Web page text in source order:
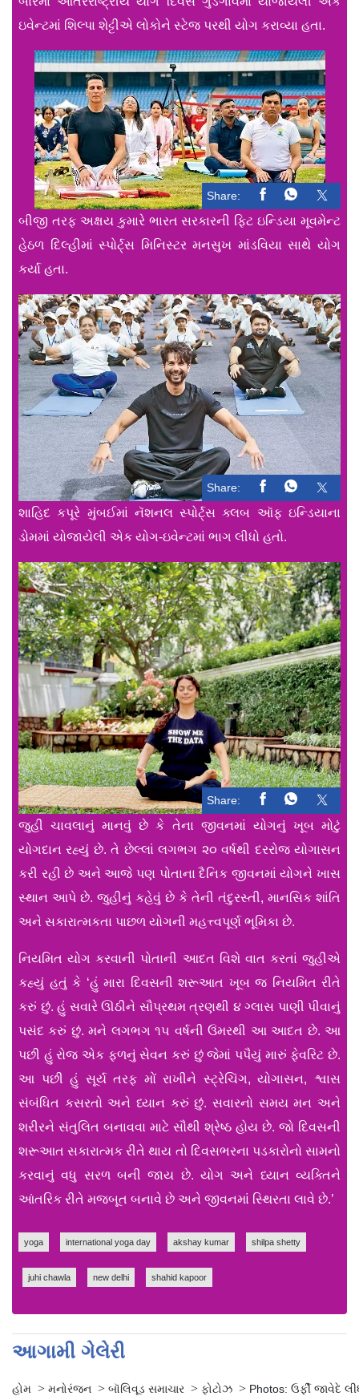
ઇવેન્ટમાં શિલ્પા શેટ્ટીએ લોકોને સ્ટેજ પરથી યોગ કરાવ્યા હતા.
Share:
બીજી તરફ અક્ષય કુમારે ભારત સરકારની ફિટ ઇન્ડિયા મૂવમેન્ટ
હેઠળ દિલ્હીમાં સ્પોર્ટ્‌સ મિનિસ્ટર મનસુખ માંડવિયા સાથે યોગ
કર્યા હતા.
Share:
શાહિદ કપૂરે મુંબઈમાં નૅશનલ સ્પોર્ટ્‌સ ક્લબ ઑફ ઇન્ડિયાના
ડોમમાં યોજાયેલી એક યોગ-ઇવેન્ટમાં ભાગ લીધો હતો.
Share:
જુહી ચાવલાનું માનવું છે કે તેના જીવનમાં યોગનું ખૂબ મોટું
યોગદાન રહ્યું છે. તે છેલ્લાં લગભગ ૨૦ વર્ષથી દરરોજ યોગાસન
કરી રહી છે અને આજે પણ પોતાના દૈનિક જીવનમાં યોગને ખાસ
સ્થાન આપે છે. જુહીનું કહેવું છે કે તેની તંદુરસ્તી, માનસિક શાંતિ
અને સકારાત્મકતા પાછળ યોગની મહત્ત્વપૂર્ણ ભૂમિકા છે.
નિયમિત યોગ કરવાની પોતાની આદત વિશે વાત કરતાં જુહીએ
કહ્યું હતું કે ‘હું મારા દિવસની શરૂઆત ખૂબ જ નિયમિત રીતે
કરું છું. હું સવારે ઊઠીને સૌપ્રથમ ત્રણથી ૪ ગ્લાસ પાણી પીવાનું
પસંદ કરું છું. મને લગભગ ૧૫ વર્ષની ઉંમરથી આ આદત છે. આ
પછી હું રોજ એક ફળનું સેવન કરું છું જેમાં પપૈયું મારું ફેવરિટ છે.
આ પછી હું સૂર્ય તરફ મોં રાખીને સ્ટ્રેચિંગ, યોગાસન, શ્વાસ
સંબંધિત કસરતો અને ધ્યાન કરું છું. સવારનો સમય મન અને
શરીરને સંતુલિત બનાવવા માટે સૌથી શ્રેષ્ઠ હોય છે. જો દિવસની
શરૂઆત સકારાત્મક રીતે થાય તો દિવસભરના પડકારોનો સામનો
કરવાનું વધુ સરળ બની જાય છે. યોગ અને ધ્યાન વ્યક્તિને
આંતરિક રીતે મજબૂત બનાવે છે અને જીવનમાં સ્થિરતા લાવે છે.’
yoga international yoga day akshay kumar shilpa shetty
juhi chawla new delhi shahid kapoor
આગામી ગેલેરી
હોમ > મનોરંજન > બૉલિવૂડ સમાચાર > ફોટોઝ > Photos: ઉર્ફી જાવેદે